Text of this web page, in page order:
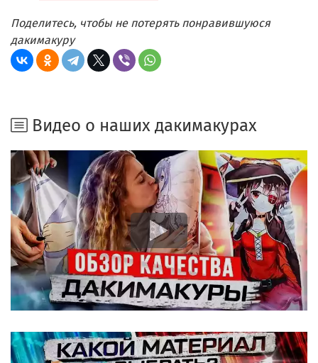
Поделитесь, чтобы не потерять понравившуюся
дакимакуру
Видео о наших дакимакурах